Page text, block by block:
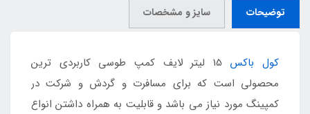
توضیحات سایز و مشخصات
کول باکس
15 لیتر لایف کمپ طوسی کاربردی ترین
محصولی است که برای مسافرت و گردش و شرکت در
کمپینگ مورد نیاز می باشد و قابلیت به همراه داشتن انواع